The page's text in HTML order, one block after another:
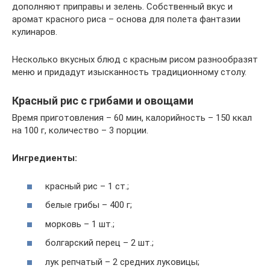
дополняют приправы и зелень. Собственный вкус и
аромат красного риса – основа для полета фантазии
кулинаров.
Несколько вкусных блюд с красным рисом разнообразят
меню и придадут изысканность традиционному столу.
Красный рис с грибами и овощами
Время приготовления – 60 мин, калорийность – 150 ккал
на 100 г, количество – 3 порции.
Ингредиенты:
красный рис – 1 ст.;
белые грибы – 400 г;
морковь – 1 шт.;
болгарский перец – 2 шт.;
лук репчатый – 2 средних луковицы;